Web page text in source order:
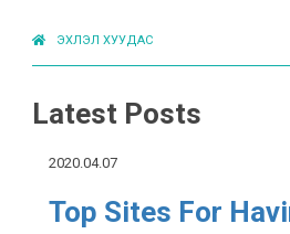
ЭХЛЭЛ ХУУДАС
Latest Posts
2020.04.07
Top Sites For